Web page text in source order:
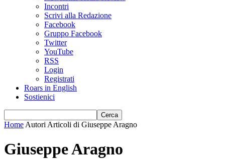
Incontri
Scrivi alla Redazione
Facebook
Gruppo Facebook
Twitter
YouTube
RSS
Login
Registrati
Roars in English
Sostienici
Home Autori Articoli di Giuseppe Aragno
Giuseppe Aragno